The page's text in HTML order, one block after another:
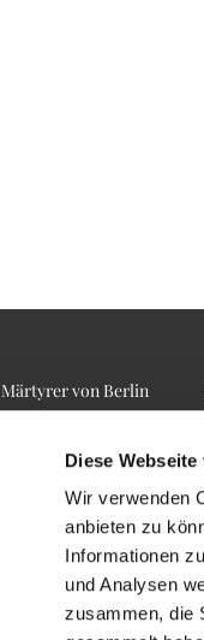
Diese
Wir verwenden
anbieten zu
Informationen
und Analysen
zusammen, die
von Berlin